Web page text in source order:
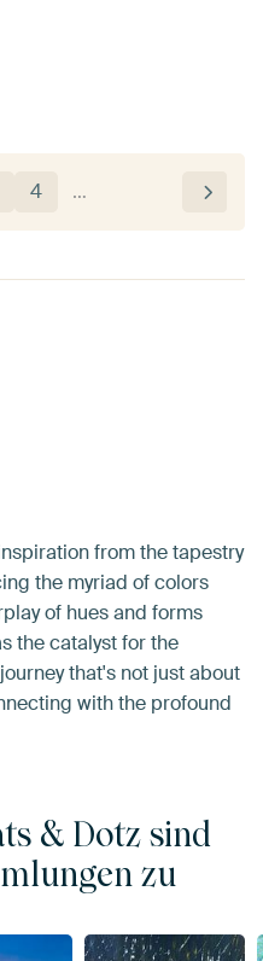
4 …
from the tapestry
the myriad of colors
of hues and forms
the catalyst for the
that's not just about
with the profound
& Dotz sind
zu